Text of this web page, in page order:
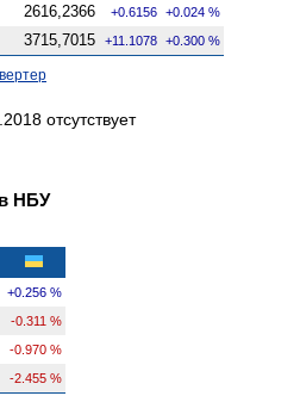
2616,2366 +0.6156 +0.024 %
3715,7015 +11.1078 +0.300 %
отсутствует
НБУ
+0.256 %
-0.311 %
-0.970 %
-2.455 %